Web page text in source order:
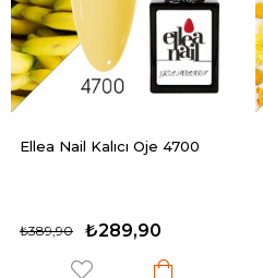
Ellea Nail Kalıcı Oje 4700
₺289,90
₺389,90